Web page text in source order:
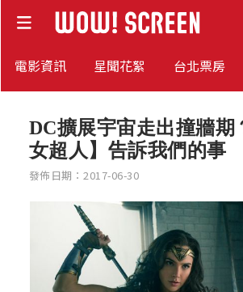
電影資訊 星聞花絮 台北票房
DC擴展宇宙走出撞牆期
女超人】告訴我們的事
發佈日期：2017-06-30